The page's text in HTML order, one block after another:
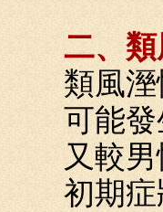
二、
類風
可能
又較
初期